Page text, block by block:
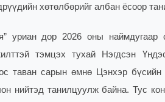
хөтөлбөрийг албан ёсоор
уриан дор 2026 оны
тэмцэх тухай Нэгдсэн
таван сарын өмнө Цэнхэр
нийтэд танилцуулж байна. Тус